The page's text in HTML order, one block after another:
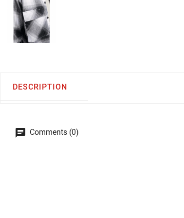
DESCRIPTION
Comments (0)